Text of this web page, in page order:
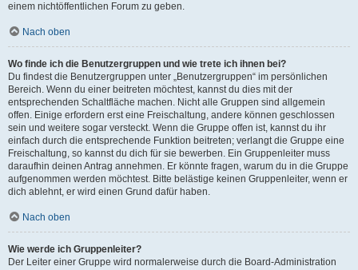
einem nichtöffentlichen Forum zu geben.
Nach oben
Wo finde ich die Benutzergruppen und wie trete ich ihnen bei?
Du findest die Benutzergruppen unter „Benutzergruppen“ im persönlichen
Bereich. Wenn du einer beitreten möchtest, kannst du dies mit der
entsprechenden Schaltfläche machen. Nicht alle Gruppen sind allgemein
offen. Einige erfordern erst eine Freischaltung, andere können geschlossen
sein und weitere sogar versteckt. Wenn die Gruppe offen ist, kannst du ihr
einfach durch die entsprechende Funktion beitreten; verlangt die Gruppe eine
Freischaltung, so kannst du dich für sie bewerben. Ein Gruppenleiter muss
daraufhin deinen Antrag annehmen. Er könnte fragen, warum du in die Gruppe
aufgenommen werden möchtest. Bitte belästige keinen Gruppenleiter, wenn er
dich ablehnt, er wird einen Grund dafür haben.
Nach oben
Wie werde ich Gruppenleiter?
Der Leiter einer Gruppe wird normalerweise durch die Board-Administration